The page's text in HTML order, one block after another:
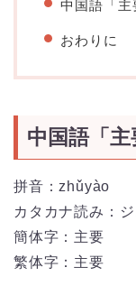
中国語「
おわりに
中国語「
拼音：zhǔyào
カタカナ読み：
簡体字：主要
繁体字：主要